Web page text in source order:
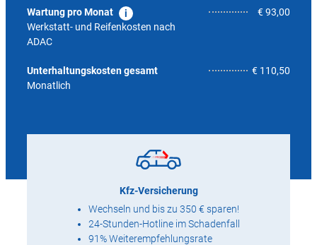
Wartung pro Monat
Werkstatt- und Reifenkosten nach
ADAC
€ 93,00
Unterhaltungskosten gesamt
Monatlich
€ 110,50
Kfz-Versicherung
Wechseln und bis zu 350 € sparen!
24-Stunden-Hotline im Schadenfall
91% Weiterempfehlungsrate